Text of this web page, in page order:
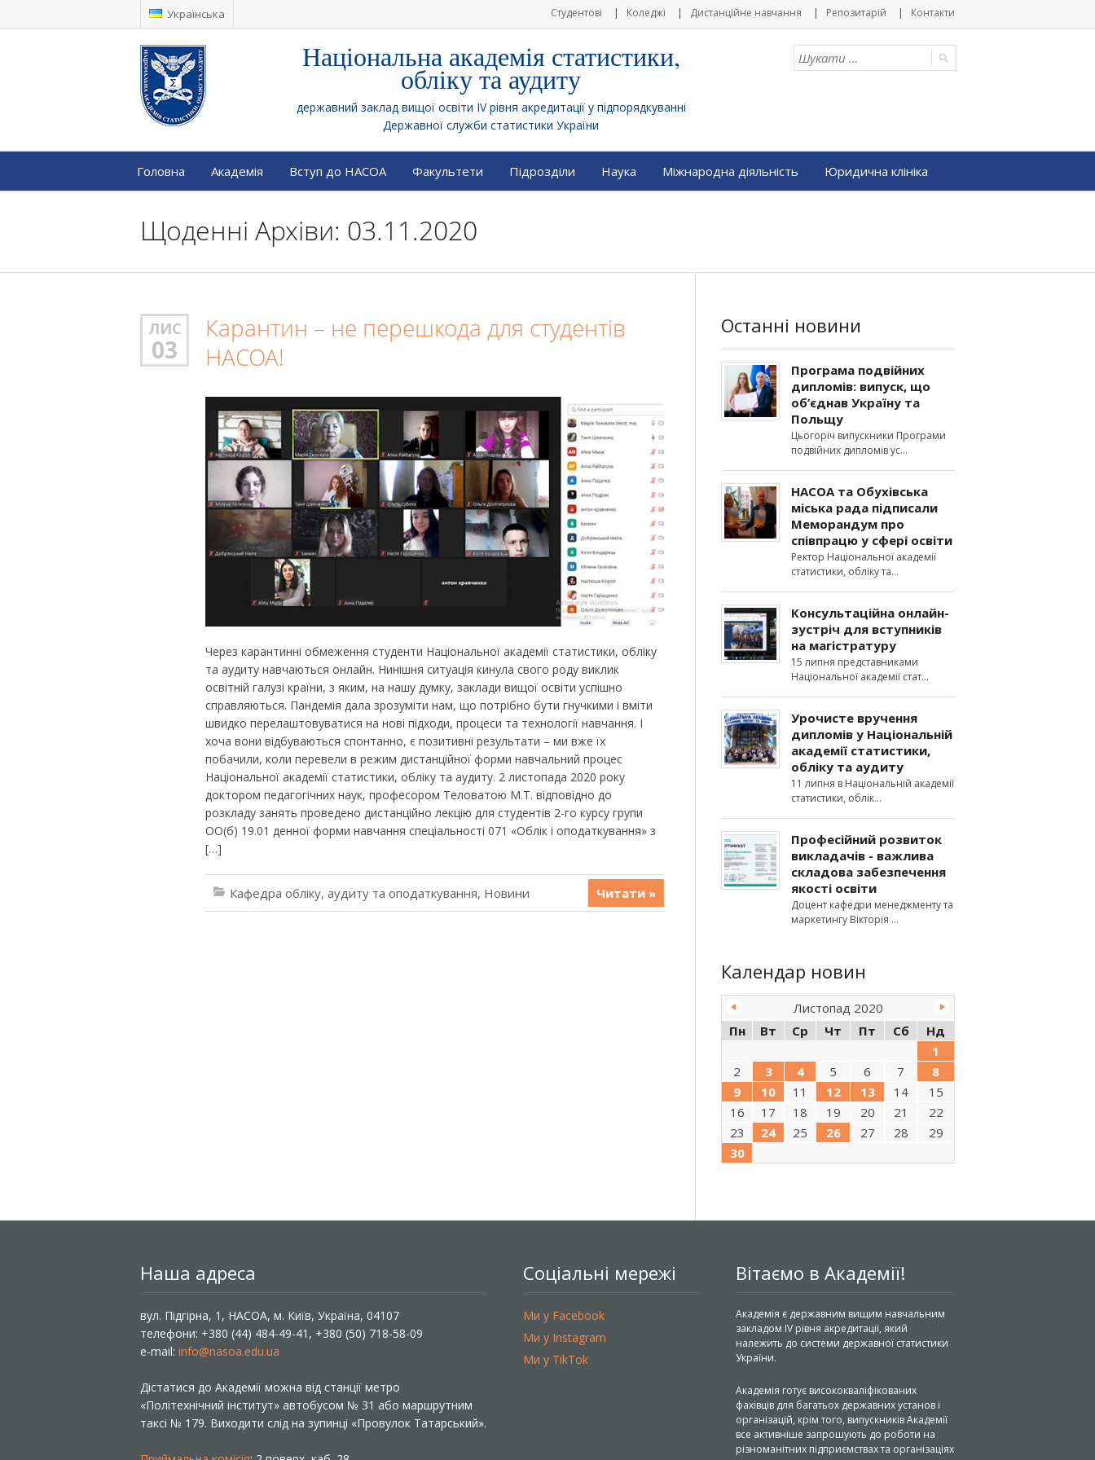
Українська Студентові Коледжі Дистанційне навчання Репозитарій Контакти
Національна академія статистики,
обліку та аудиту
державний заклад вищої освіти IV рівня акредитації у підпорядкуванні
Державної служби статистики України
Головна Академія Вступ до НАСОА Факультети Підрозділи Наука Міжнародна діяльність Юридична клініка
Щоденні Архіви: 03.11.2020
ЛИС
03
Карантин – не перешкода для студентів
НАСОА!
Через карантинні обмеження студенти Національної академії статистики, обліку
та аудиту навчаються онлайн. Нинішня ситуація кинула свого роду виклик
освітній галузі країни, з яким, на нашу думку, заклади вищої освіти успішно
справляються. Пандемія дала зрозуміти нам, що потрібно бути гнучкими і вміти
швидко перелаштовуватися на нові підходи, процеси та технології навчання. І
хоча вони відбуваються спонтанно, є позитивні результати – ми вже їх
побачили, коли перевели в режим дистанційної форми навчальний процес
Національної академії статистики, обліку та аудиту. 2 листопада 2020 року
доктором педагогічних наук, професором Теловатою М.Т. відповідно до
розкладу занять проведено дистанційно лекцію для студентів 2-го курсу групи
ОО(б) 19.01 денної форми навчання спеціальності 071 «Облік і оподаткування» з
[…]
Кафедра обліку, аудиту та оподаткування, Новини Читати »
Останні новини
Програма подвійних
дипломів: випуск, що
об’єднав Україну та
Польщу
Цьогоріч випускники Програми
подвійних дипломів ус
НАСОА та Обухівська
міська рада підписали
Меморандум про
співпрацю у сфері освіти
Ректор Національної академії
статистики, обліку та
Консультаційна онлайн-
зустріч для вступників
на магістратуру
15 липня представниками
Національної академії стат
Урочисте вручення
дипломів у Національній
академії статистики,
обліку та аудиту
11 липня в Національній академії
статистики, облік
Професійний розвиток
викладачів - важлива
складова забезпечення
якості освіти
Доцент кафедри менеджменту та
маркетингу Вікторія
Календар новин
Листопад 2020
Пн
Вт Ср Чт Пт Сб
Нд
1
2
3 4 5 6 7
8
9
10 11 12 13 14
15
16
17 18 19 20 21
22
23
24 25 26 27 28
29
30
Наша адреса
вул. Підгірна, 1, НАСОА, м. Київ, Україна, 04107
телефони: +380 (44) 484-49-41, +380 (50) 718-58-09
e-mail: info@nasoa.edu.ua
Дістатися до Академії можна від станції метро
«Політехнічний інститут» автобусом № 31 або маршрутним
таксі № 179. Виходити слід на зупинці «Провулок Татарський».
Соціальні мережі
Ми у Facebook
Ми у Instagram
Ми у TikTok
Вітаємо в Академії!
Академія є державним вищим навчальним
закладом IV рівня акредитації, який
належить до системи державної статистики
України.
Академія готує висококваліфікованих
фахівців для багатьох державних установ і
організацій, крім того, випускників Академії
все активніше запрошують до роботи на
різноманітних підприємствах та організаціях